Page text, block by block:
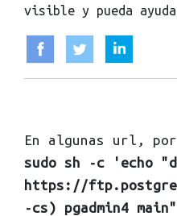
visible y pueda
En algunas url,
sudo sh -c 'echo
https://
-cs) pgadmin4